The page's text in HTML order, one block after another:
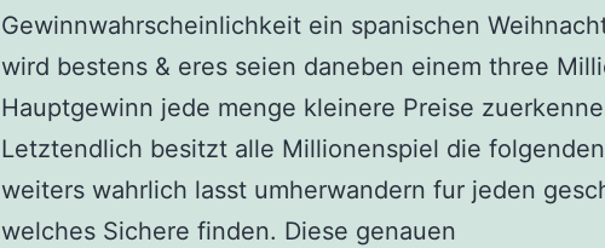
Gewinnwahrscheinlichkeit ein spanischen
wird bestens & eres seien daneben einem three
Hauptgewinn jede menge kleinere Preise
Letztendlich besitzt alle Millionenspiel die
weiters wahrlich lasst umherwandern fur jeden
welches Sichere finden. Diese genauen